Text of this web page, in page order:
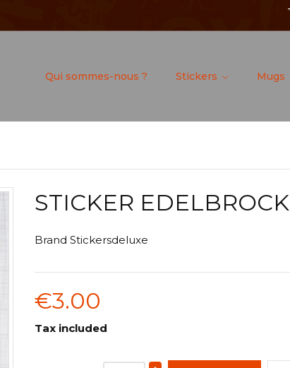
Qui sommes-nous ? Stickers Mugs
STICKER EDELBROCK
Brand Stickersdeluxe
€3.00
Tax included